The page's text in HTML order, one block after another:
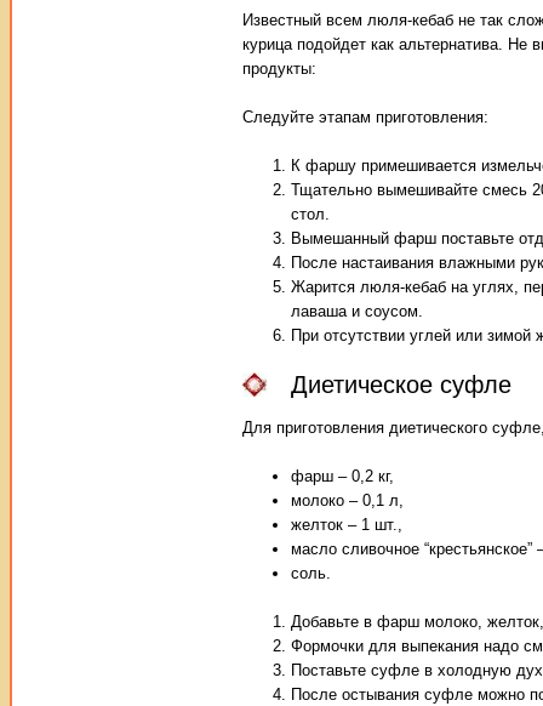
Известный всем люля-кебаб не так
курица подойдет как альтернатива.
продукты:
Следуйте этапам приготовления:
К фаршу примешивается
Тщательно вымешивайте смесь
стол.
Вымешанный фарш поставьте
После настаивания влажными
Жарится люля-кебаб на углях,
лаваша и соусом.
При отсутствии углей или
Диетическое суфле
Для приготовления диетического
фарш – 0,2 кг,
молоко – 0,1 л,
желток – 1 шт.,
масло сливочное “крестьянское”
соль.
Добавьте в фарш молоко,
Формочки для выпекания надо
Поставьте суфле в холодную
После остывания суфле можно